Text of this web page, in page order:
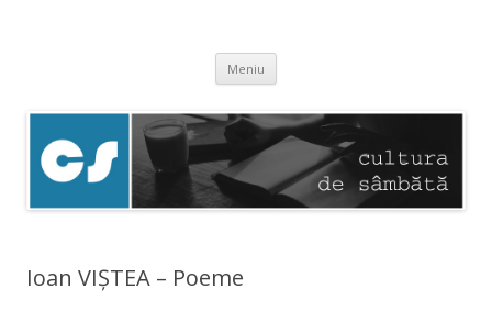
Meniu
Ioan VIȘTEA – Poeme